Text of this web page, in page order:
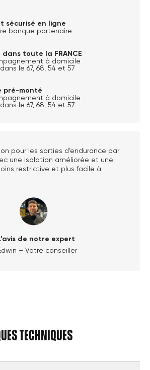
sécurisé en ligne
banque partenaire
dans toute la FRANCE
à domicile
le 67, 68, 54 et 57
pré-monté
à domicile
le 67, 68, 54 et 57
pour les sorties d’endurance par
une isolation améliorée et une
restrictive et plus facile à
de notre expert
– Votre conseiller
techniques